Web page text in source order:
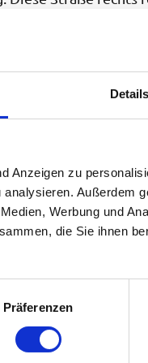
Details
Anzeigen zu
Außerdem
Werbung und
die Sie ihnen
Präferenzen
links zum Bahnhof